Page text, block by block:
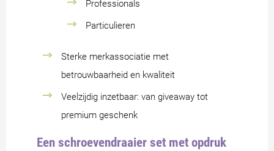
Professionals
Particulieren
Sterke merkassociatie met
betrouwbaarheid en kwaliteit
Veelzijdig inzetbaar: van giveaway tot
premium geschenk
Een schroevendraaier set met opdruk